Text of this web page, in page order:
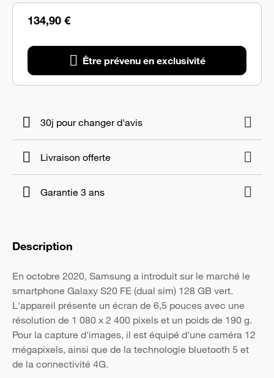
134,90 €
Être prévenu en exclusivité
30j pour changer d'avis
Livraison offerte
Garantie 3 ans
Description
En octobre 2020, Samsung a introduit sur le marché le
smartphone Galaxy S20 FE (dual sim) 128 GB vert.
L'appareil présente un écran de 6,5 pouces avec une
résolution de 1 080 x 2 400 pixels et un poids de 190 g.
Pour la capture d'images, il est équipé d'une caméra 12
mégapixels, ainsi que de la technologie bluetooth 5 et
de la connectivité 4G.